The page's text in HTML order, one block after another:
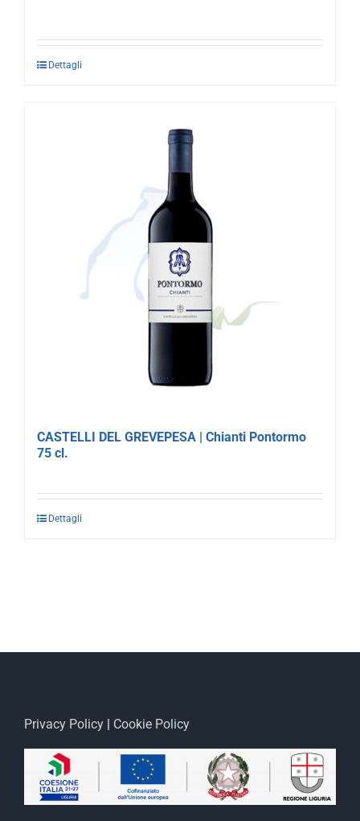
Dettagli
CASTELLI DEL GREVEPESA | Chianti Pontormo
75 cl.
Dettagli
Privacy Policy | Cookie Policy